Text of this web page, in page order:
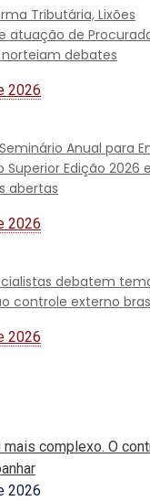
Tributária, Lixões
atuação de
debates
2026
Anual para
Superior Edição 2026
abertas
2026
debatem
controle externo
2026
mais complexo. O
2026